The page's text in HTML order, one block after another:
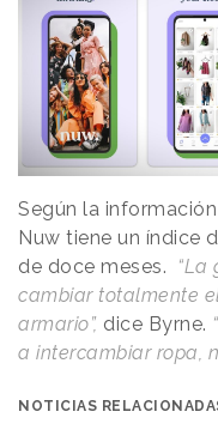
Según la
Nuw tiene un índice
de doce meses.
“La
cambiar totalmente
armario”, dice Byrne.
a intercambiar ropa,
NOTICIAS